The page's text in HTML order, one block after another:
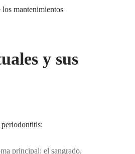
mantenimientos
y sus
principal: el sangrado.